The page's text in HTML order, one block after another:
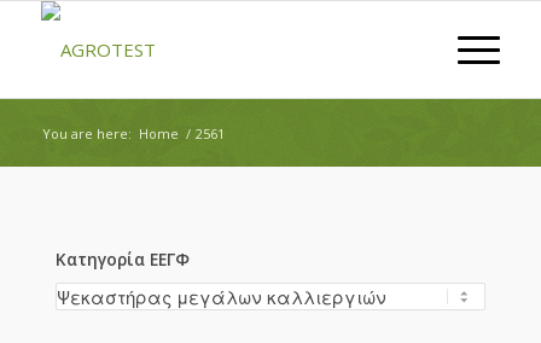
You are here: Home / 2561
Κατηγορία ΕΕΓΦ